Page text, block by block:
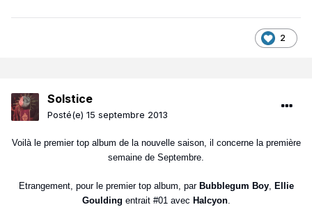
2
Solstice
Posté(e) 15 septembre 2013
Voilà le premier top album de la nouvelle saison, il concerne la première
semaine de Septembre.
Etrangement, pour le premier top album, par Bubblegum Boy, Ellie
Goulding entrait #01 avec Halcyon.